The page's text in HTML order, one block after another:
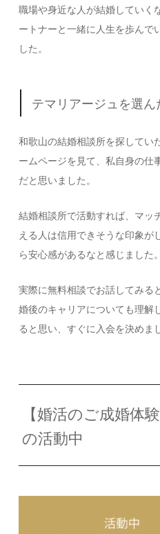
職場や身近な人が結婚していく
ートナーと一緒に人生を歩んで
した。
テマリアージュを選ん
和歌山の結婚相談所を探してい
ームページを見て、私自身の仕
だと思いました。
結婚相談所で活動すれば、マッ
える人は信用できそうな印象が
ら安心感があるなと感じました。
実際に無料相談でお話してみる
婚後のキャリアについても理解
ると思い、すぐに入会を決めま
【婚活のご成婚体
の活動中